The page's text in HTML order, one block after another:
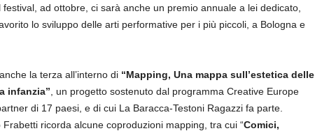
ad ottobre, ci sarà anche un premio annuale a lei dedicato,
lo sviluppo delle arti performative per i più piccoli, a Bologna e
la terza all’interno di “Mapping, Una mappa sull’estetica delle
infanzia” , un progetto sostenuto dal programma Creative Europe
di 17 paesi, e di cui La Baracca-Testoni Ragazzi fa parte.
ricorda alcune coproduzioni mapping, tra cui “Comici,